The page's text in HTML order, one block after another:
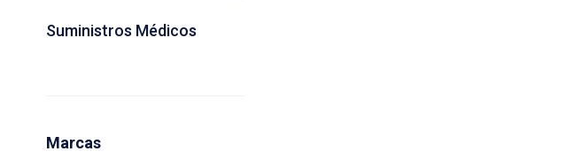
Suministros Médicos
Marcas